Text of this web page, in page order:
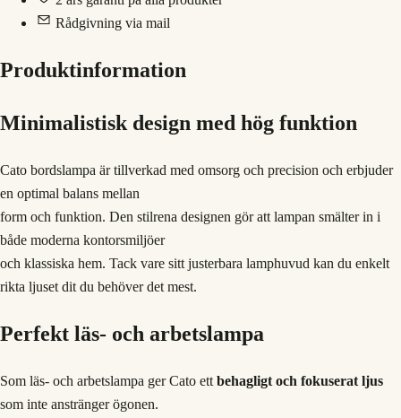
Rådgivning via mail
Produktinformation
Minimalistisk design med hög funktion
Cato bordslampa är tillverkad med omsorg och precision och erbjuder
en optimal balans mellan
form och funktion. Den stilrena designen gör att lampan smälter in i
både moderna kontorsmiljöer
och klassiska hem. Tack vare sitt justerbara lamphuvud kan du enkelt
rikta ljuset dit du behöver det mest.
Perfekt läs- och arbetslampa
Som läs- och arbetslampa ger Cato ett behagligt och fokuserat ljus
som inte anstränger ögonen.